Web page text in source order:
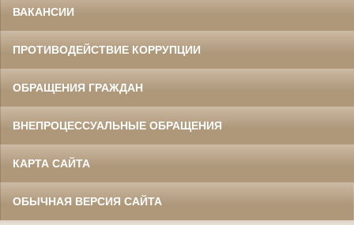
ВАКАНСИИ
ПРОТИВОДЕЙСТВИЕ КОРРУПЦИИ
ОБРАЩЕНИЯ ГРАЖДАН
ВНЕПРОЦЕССУАЛЬНЫЕ ОБРАЩЕНИЯ
КАРТА САЙТА
ОБЫЧНАЯ ВЕРСИЯ САЙТА